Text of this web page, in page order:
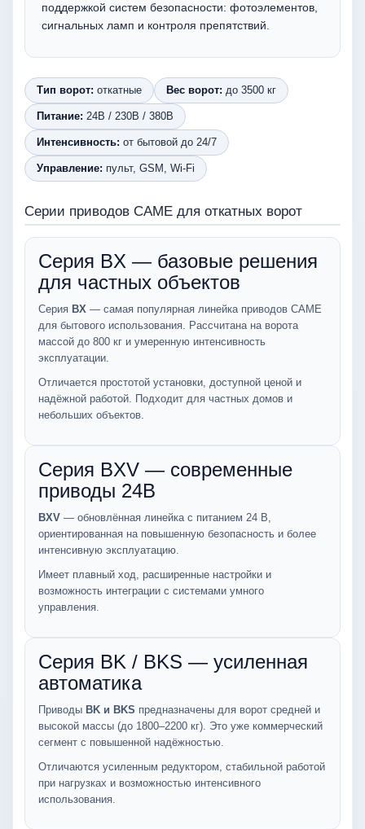
поддержкой систем безопасности: фотоэлементов,
сигнальных ламп и контроля препятствий.
Тип ворот: откатные Вес ворот: до 3500 кг
Питание: 24В / 230В / 380В
Интенсивность: от бытовой до 24/7
Управление: пульт, GSM, Wi-Fi
Серии приводов CAME для откатных ворот
Серия BX — базовые решения
для частных объектов
Серия BX — самая популярная линейка приводов CAME
для бытового использования. Рассчитана на ворота
массой до 800 кг и умеренную интенсивность
эксплуатации.
Отличается простотой установки, доступной ценой и
надёжной работой. Подходит для частных домов и
небольших объектов.
Серия BXV — современные
приводы 24В
BXV — обновлённая линейка с питанием 24 В,
ориентированная на повышенную безопасность и более
интенсивную эксплуатацию.
Имеет плавный ход, расширенные настройки и
возможность интеграции с системами умного
управления.
Серия BK / BKS — усиленная
автоматика
Приводы BK и BKS предназначены для ворот средней и
высокой массы (до 1800–2200 кг). Это уже коммерческий
сегмент с повышенной надёжностью.
Отличаются усиленным редуктором, стабильной работой
при нагрузках и возможностью интенсивного
использования.